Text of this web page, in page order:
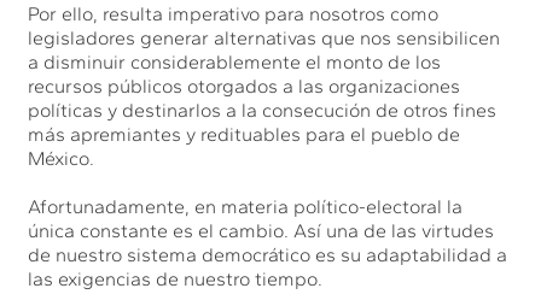
Por ello, resulta imperativo para nosotros como
legisladores generar alternativas que nos sensibilicen
a disminuir considerablemente el monto de los
recursos públicos otorgados a las organizaciones
políticas y destinarlos a la consecución de otros fines
más apremiantes y redituables para el pueblo de
México.
Afortunadamente, en materia político-electoral la
única constante es el cambio. Así una de las virtudes
de nuestro sistema democrático es su adaptabilidad a
las exigencias de nuestro tiempo.